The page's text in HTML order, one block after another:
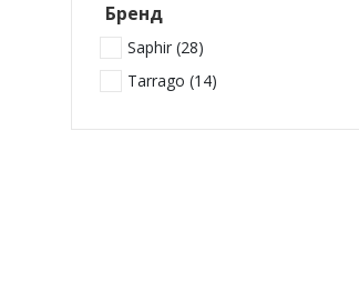
Бренд
Saphir (28)
Tarrago (14)